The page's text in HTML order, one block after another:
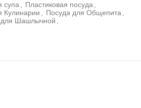
супа Пластиковая посуда
Кулинарии Посуда для Общепита
для Шашлычной